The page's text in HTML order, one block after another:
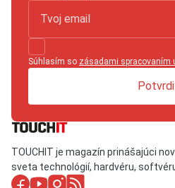
Súhlasím so zásadami spracovaním
TOUCHIT je magazín prinášajúci
sveta technológií, hardvéru,